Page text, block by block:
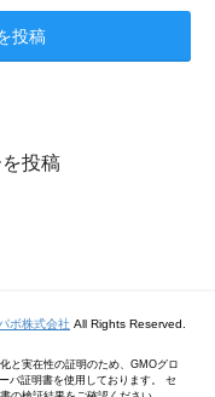
投稿
投稿
ボ株式会社 All Rights Reserved.
と実在性の証明のため、GMOグロ
バ証明書を使用しております。 セ